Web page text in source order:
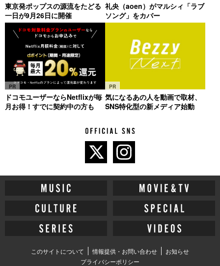
東京発ポップスの源流をたどる
一日が9月26日に開催
礼央（aoen）がマルシィ「ラブ
ソング」をカバー
PR
ドコモユーザーならNetflixが毎
月お得！すでに契約中の方も
PR
気になるあの人を動画で取材、
SNS特化型の新メディア始動
このサイトについて 情報提供・お問い合わせ
お知らせ
プライバシーポリシー